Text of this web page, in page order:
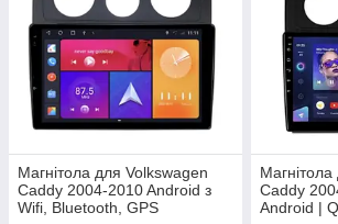
Магнітола для Volkswagen
Caddy 2004-2010 Android з
Wifi, Bluetooth, GPS
Caddy
Android |